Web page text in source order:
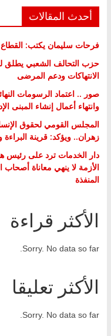
أحدث المقالات
فرحات سليمان يكتب:
حزب التحالف الشعبي يطلق
الانتهاكات ودعم المرضى
صور .. اعتماد الرسومات
وانتهاء أعمال إنشاء المبنى
المجلس القومي لحقوق
زهران.. ويؤكد: قرينة
دار الخدمات ترد على رئيس
الأزمة لا ينهي معاناة
المنفذة
الأكثر قراءة
Sorry. No data so far.
الأكثر تعليقا
Sorry. No data so far.